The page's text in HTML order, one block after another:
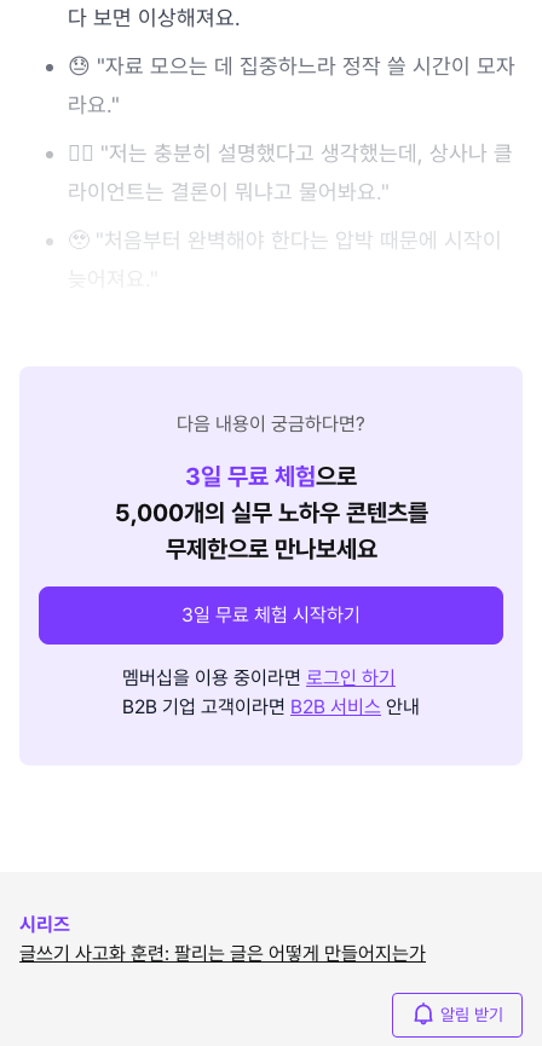
다 보면 이상해져요.
😓 "자료 모으는 데 집중하느라 정작 쓸 시간이 모자
라요."
😶‍🌫️ "저는 충분히 설명했다고 생각했는데, 상사나 클
라이언트는 결론이 뭐냐고 물어봐요."
🥹 "처음부터 완벽해야 한다는 압박 때문에 시작이
다음 내용이 궁금하다면?
3일 무료 체험으로
5,000개의 실무 노하우 콘텐츠를
무제한으로 만나보세요
3일 무료 체험 시작하기
멤버십을 이용 중이라면 로그인 하기
B2B 기업 고객이라면 B2B 서비스 안내
시리즈
글쓰기 사고화 훈련: 팔리는 글은 어떻게 만들어지는가
알림 받기